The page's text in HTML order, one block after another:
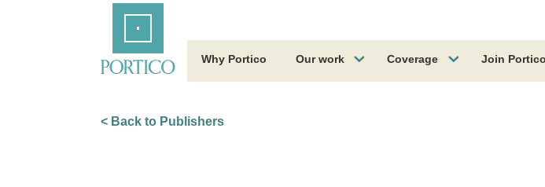
Why Portico Our work Coverage Join Portico
< Back to Publishers